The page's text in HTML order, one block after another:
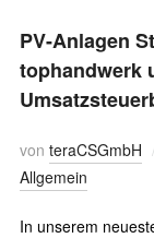
PV-Anlagen
tophandwerk
von teraCSGmbH
Allgemein
In unserem